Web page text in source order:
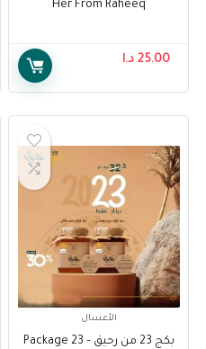
Her From Raheeq
25.00 د.ا
الأعسال
بكج 23 من رحيق – Package 23